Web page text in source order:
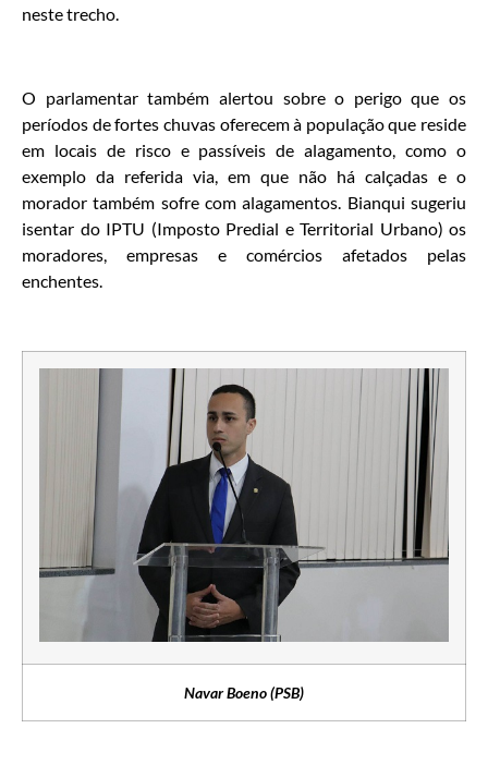
neste trecho.
O parlamentar também alertou sobre o perigo que os
períodos de fortes chuvas oferecem à população que reside
em locais de risco e passíveis de alagamento, como o
exemplo da referida via, em que não há calçadas e o
morador também sofre com alagamentos. Bianqui sugeriu
isentar do IPTU (Imposto Predial e Territorial Urbano) os
moradores, empresas e comércios afetados pelas
enchentes.
Navar Boeno (PSB)